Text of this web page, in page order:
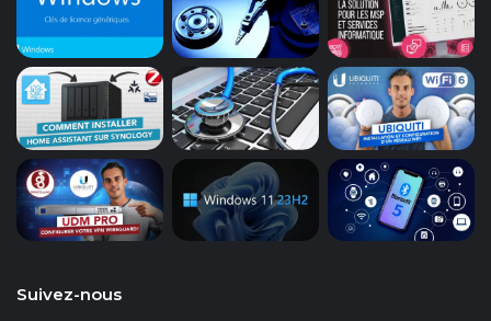
Suivez-nous